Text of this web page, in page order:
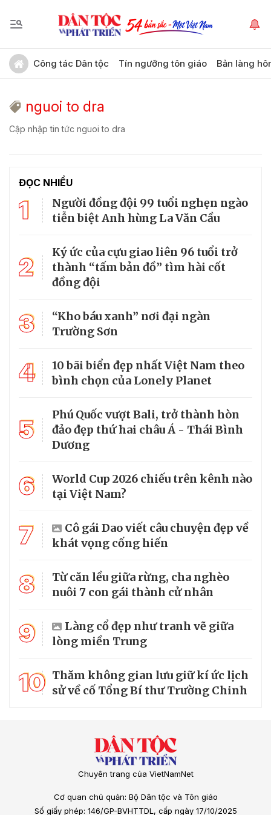
Công tác Dân tộc Tín ngưỡng tôn giáo Bản làng
nguoi to dra
Cập nhập tin tức nguoi to dra
ĐỌC NHIỀU
1
Người đồng đội 99 tuổi nghẹn ngào
tiễn biệt Anh hùng La Văn Cầu
2
Ký ức của cựu giao liên 96 tuổi trở
thành “tấm bản đồ” tìm hài cốt
đồng đội
3
“Kho báu xanh” nơi đại ngàn
Trường Sơn
4
10 bãi biển đẹp nhất Việt Nam theo
bình chọn của Lonely Planet
5
Phú Quốc vượt Bali, trở thành hòn
đảo đẹp thứ hai châu Á - Thái Bình
Dương
6
World Cup 2026 chiếu trên kênh nào
tại Việt Nam?
7
Cô gái Dao viết câu chuyện đẹp về
khát vọng cống hiến
8
Từ căn lều giữa rừng, cha nghèo
nuôi 7 con gái thành cử nhân
9
Làng cổ đẹp như tranh vẽ giữa
lòng miền Trung
10 Thăm không gian lưu giữ kí ức lịch
sử về cố Tổng Bí thư Trường Chinh
Chuyên trang của VietNamNet
Cơ quan chủ quản: Bộ Dân tộc và Tôn giáo
Số giấy phép: 146/GP-BVHTTDL, cấp ngày 17/10/2025